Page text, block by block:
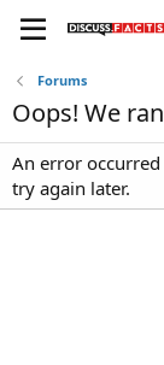
Forums
Oops! We
An error
try again later.